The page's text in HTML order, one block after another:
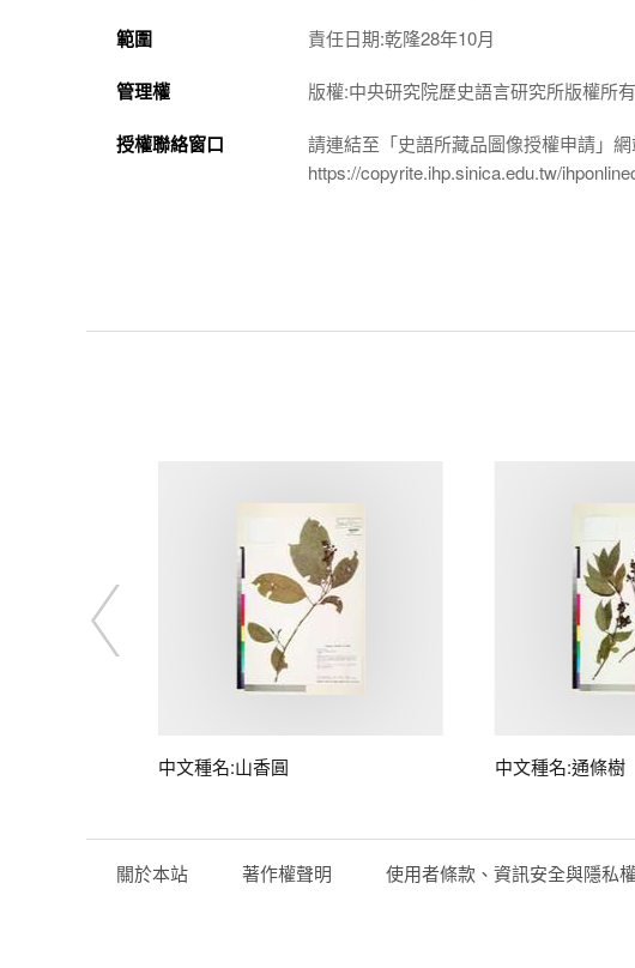
範圍 責任日期:乾隆28年10月
管理權 版權:中央研究院歷史語言研究所版權所有
授權聯絡窗口
請連結至「史語所藏品圖像授權申請」網
https://copyrite.ihp.sinica.edu.tw/
中文種名:山香圓 中文種名:通條樹
關於本站 著作權聲明 使用者條款、資訊安全與隱私